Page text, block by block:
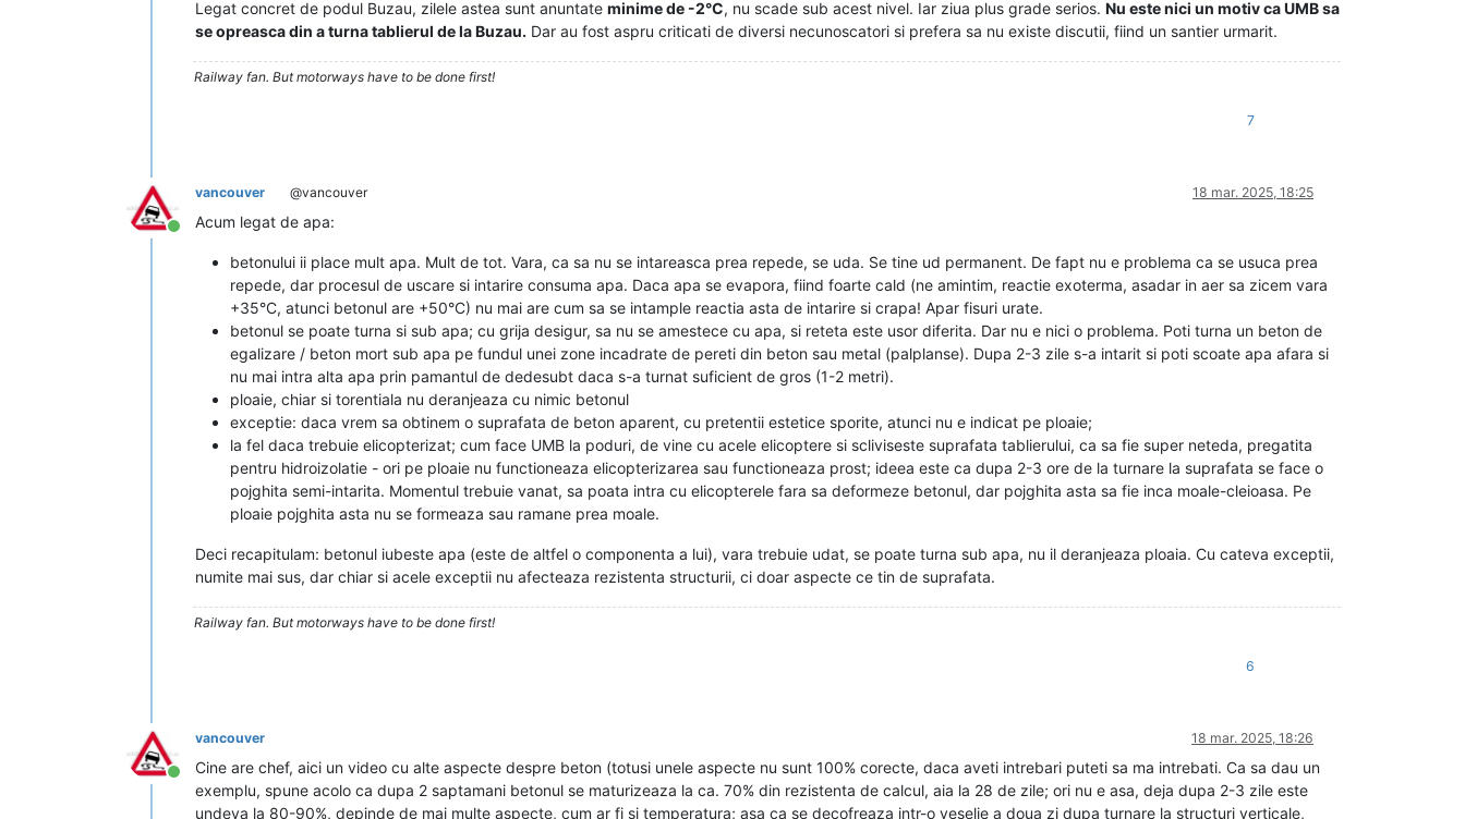
Legat concret de podul Buzau, zilele astea sunt anuntate minime de -2°C, nu scade sub acest nivel. Iar ziua plus grade serios. Nu este nici un motiv ca UMB sa
se opreasca din a turna tablierul de la Buzau. Dar au fost aspru criticati de diversi necunoscatori si prefera sa nu existe discutii, fiind un santier urmarit.
Railway fan. But motorways have to be done first!
7
Conectat
vancouver @vancouver 18 mar. 2025, 18:25
Acum legat de apa:
betonului ii place mult apa. Mult de tot. Vara, ca sa nu se intareasca prea repede, se uda. Se tine ud permanent. De fapt nu e problema ca se usuca prea
repede, dar procesul de uscare si intarire consuma apa. Daca apa se evapora, fiind foarte cald (ne amintim, reactie exoterma, asadar in aer sa zicem vara
+35°C, atunci betonul are +50°C) nu mai are cum sa se intample reactia asta de intarire si crapa! Apar fisuri urate.
betonul se poate turna si sub apa; cu grija desigur, sa nu se amestece cu apa, si reteta este usor diferita. Dar nu e nici o problema. Poti turna un beton de
egalizare / beton mort sub apa pe fundul unei zone incadrate de pereti din beton sau metal (palplanse). Dupa 2-3 zile s-a intarit si poti scoate apa afara si
nu mai intra alta apa prin pamantul de dedesubt daca s-a turnat suficient de gros (1-2 metri).
ploaie, chiar si torentiala nu deranjeaza cu nimic betonul
exceptie: daca vrem sa obtinem o suprafata de beton aparent, cu pretentii estetice sporite, atunci nu e indicat pe ploaie;
la fel daca trebuie elicopterizat; cum face UMB la poduri, de vine cu acele elicoptere si scliviseste suprafata tablierului, ca sa fie super neteda, pregatita
pentru hidroizolatie - ori pe ploaie nu functioneaza elicopterizarea sau functioneaza prost; ideea este ca dupa 2-3 ore de la turnare la suprafata se face o
pojghita semi-intarita. Momentul trebuie vanat, sa poata intra cu elicopterele fara sa deformeze betonul, dar pojghita asta sa fie inca moale-cleioasa. Pe
ploaie pojghita asta nu se formeaza sau ramane prea moale.
Deci recapitulam: betonul iubeste apa (este de altfel o componenta a lui), vara trebuie udat, se poate turna sub apa, nu il deranjeaza ploaia. Cu cateva exceptii,
numite mai sus, dar chiar si acele exceptii nu afecteaza rezistenta structurii, ci doar aspecte ce tin de suprafata.
Railway fan. But motorways have to be done first!
6
Conectat
vancouver 18 mar. 2025, 18:26
Cine are chef, aici un video cu alte aspecte despre beton (totusi unele aspecte nu sunt 100% corecte, daca aveti intrebari puteti sa ma intrebati. Ca sa dau un
exemplu, spune acolo ca dupa 2 saptamani betonul se maturizeaza la ca. 70% din rezistenta de calcul, aia la 28 de zile; ori nu e asa, deja dupa 2-3 zile este
undeva la 80-90%, depinde de mai multe aspecte, cum ar fi si temperatura; asa ca se decofreaza intr-o veselie a doua zi dupa turnare la structuri verticale,